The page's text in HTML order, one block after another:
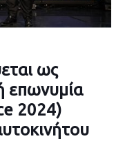
ως
επωνυμία
2024)